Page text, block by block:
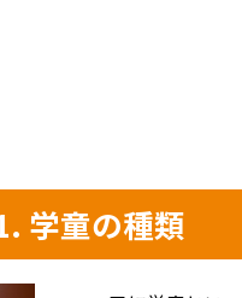
学童の種類